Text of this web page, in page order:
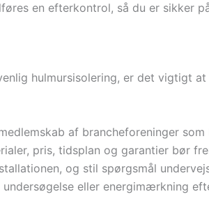
en efterkontrol, så du er sikker
hulmursisolering, er det vigtigt
af brancheforeninger
pris, tidsplan og garantier bør
og stil spørgsmål
eller energimærkning